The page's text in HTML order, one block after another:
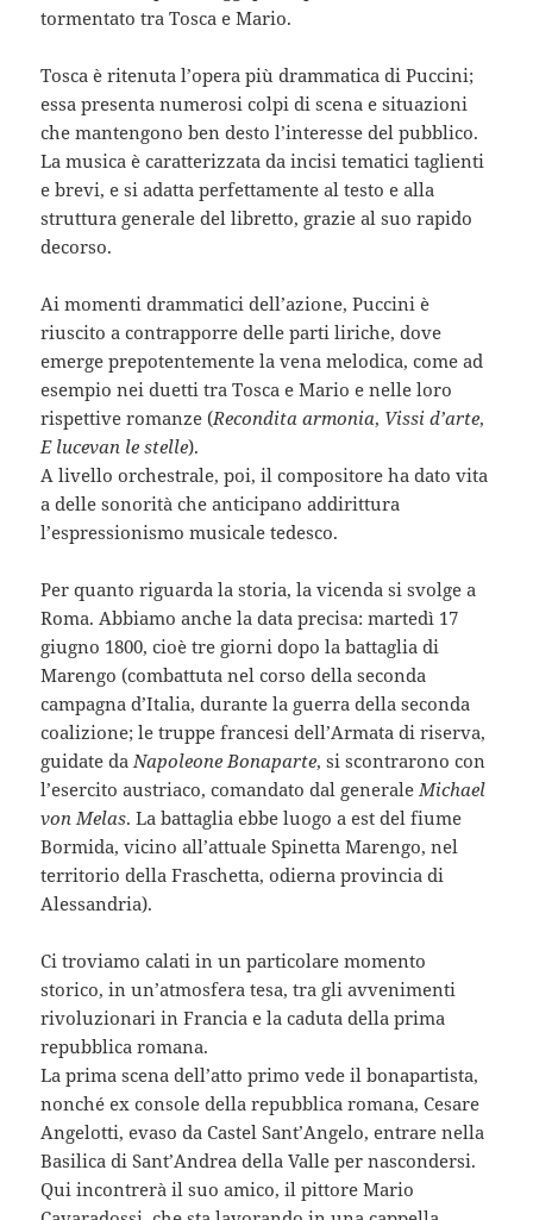
tormentato tra Tosca e Mario.
Tosca è ritenuta l’opera più drammatica di Puccini;
essa presenta numerosi colpi di scena e situazioni
che mantengono ben desto l’interesse del pubblico.
La musica è caratterizzata da incisi tematici taglienti
e brevi, e si adatta perfettamente al testo e alla
struttura generale del libretto, grazie al suo rapido
decorso.
Ai momenti drammatici dell’azione, Puccini è
riuscito a contrapporre delle parti liriche, dove
emerge prepotentemente la vena melodica, come ad
esempio nei duetti tra Tosca e Mario e nelle loro
rispettive romanze (Recondita armonia, Vissi d’arte,
E lucevan le stelle).
A livello orchestrale, poi, il compositore ha dato vita
a delle sonorità che anticipano addirittura
l’espressionismo musicale tedesco.
Per quanto riguarda la storia, la vicenda si svolge a
Roma. Abbiamo anche la data precisa: martedì 17
giugno 1800, cioè tre giorni dopo la battaglia di
Marengo (combattuta nel corso della seconda
campagna d’Italia, durante la guerra della seconda
coalizione; le truppe francesi dell’Armata di riserva,
guidate daNapoleone Bonaparte, si scontrarono con
l’esercito austriaco, comandato dal generaleMichael
von Melas. La battaglia ebbe luogo a est del fiume
Bormida, vicino all’attuale Spinetta Marengo, nel
territorio della Fraschetta, odierna provincia di
Alessandria).
Ci troviamo calati in un particolare momento
storico, in un’atmosfera tesa, tra gli avvenimenti
rivoluzionari in Francia e la caduta della prima
repubblica romana.
La prima scena dell’atto primo vede il bonapartista,
nonché ex console della repubblica romana, Cesare
Angelotti, evaso da Castel Sant’Angelo, entrare nella
Basilica di Sant’Andrea della Valle per nascondersi.
Qui incontrerà il suo amico, il pittore Mario